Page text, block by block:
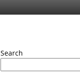
Search